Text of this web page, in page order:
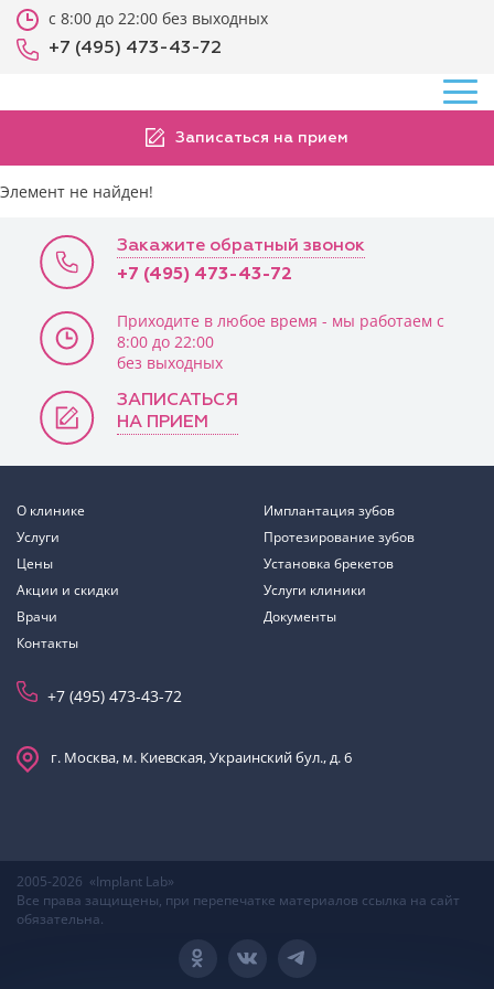
с 8:00 до 22:00 без выходных
+7 (495) 473-43-72
Записаться на прием
Элемент не найден!
Закажите обратный звонок
+7 (495) 473-43-72
Приходите в любое время - мы работаем с
8:00 до 22:00
без выходных
ЗАПИСАТЬСЯ
НА ПРИЕМ
О клинике
Услуги
Цены
Акции и скидки
Врачи
Контакты
Имплантация зубов
Протезирование зубов
Установка брекетов
Услуги клиники
Документы
+7 (495) 473-43-72
г. Москва, м. Киевская, Украинский бул., д. 6
2005-2026 «Implant Lab»
Все права защищены, при перепечатке материалов ссылка на сайт
обязательна.